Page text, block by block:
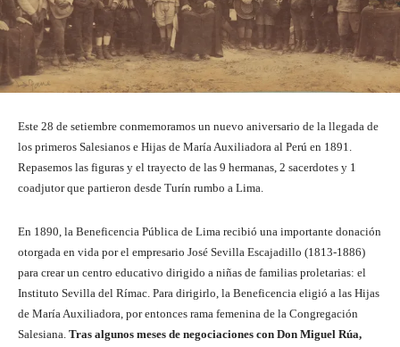
Este 28 de setiembre conmemoramos un nuevo aniversario de la llegada de
los primeros Salesianos e Hijas de María Auxiliadora al Perú en 1891.
Repasemos las figuras y el trayecto de las 9 hermanas, 2 sacerdotes y 1
coadjutor que partieron desde Turín rumbo a Lima.
En 1890, la Beneficencia Pública de Lima recibió una importante donación
otorgada en vida por el empresario José Sevilla Escajadillo (1813-1886)
para crear un centro educativo dirigido a niñas de familias proletarias: el
Instituto Sevilla del Rímac. Para dirigirlo, la Beneficencia eligió a las Hijas
de María Auxiliadora, por entonces rama femenina de la Congregación
Salesiana. Tras algunos meses de negociaciones con Don Miguel Rúa,